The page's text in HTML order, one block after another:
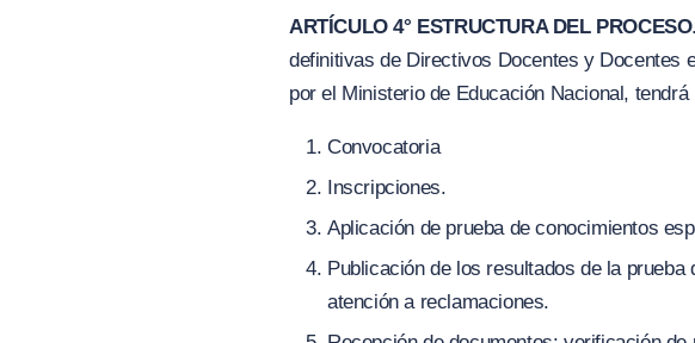
ARTÍCULO 4° ESTRUCTURA DEL PROCESO
definitivas de Directivos Docentes y Docentes
por el Ministerio de Educación Nacional,
Convocatoria
Inscripciones.
Aplicación de prueba de conocimientos
Publicación de los resultados de la
atención a reclamaciones.